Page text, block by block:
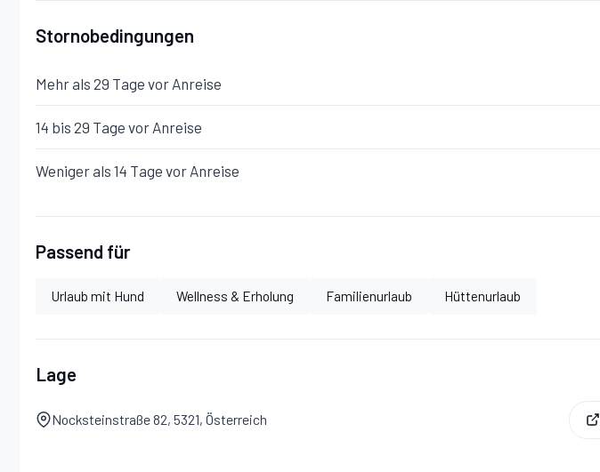
Stornobedingungen
Mehr als 29 Tage vor Anreise
14 bis 29 Tage vor Anreise
Weniger als 14 Tage vor Anreise
Passend für
Urlaub mit Hund Wellness & Erholung Familienurlaub Hüttenurlaub
Lage
Nocksteinstraße 82, 5321, Österreich